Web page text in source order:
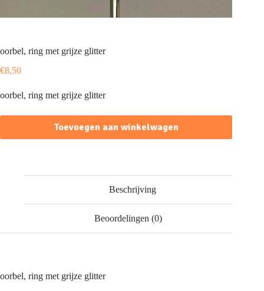
oorbel, ring met grijze glitter
€8,50
oorbel, ring met grijze glitter
Toevoegen aan winkelwagen
Beschrijving
Beoordelingen (0)
oorbel, ring met grijze glitter